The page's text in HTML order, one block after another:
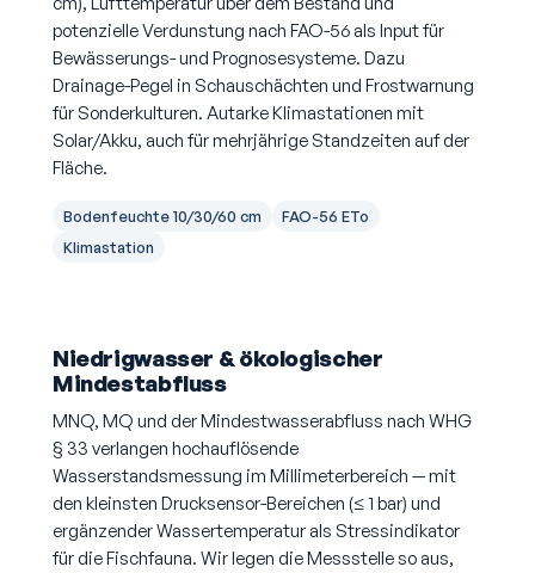
potenzielle Verdunstung nach FAO-56 als Input für
Bewässerungs- und Prognosesysteme. Dazu
Drainage-Pegel in Schauschächten und Frostwarnung
für Sonderkulturen. Autarke Klimastationen mit
Solar/Akku, auch für mehrjährige Standzeiten auf der
Fläche.
Bodenfeuchte 10/30/60 cm
FAO-56 ETo
Klimastation
Niedrigwasser & ökologischer
Mindestabfluss
MNQ, MQ und der Mindestwasserabfluss nach WHG
§ 33 verlangen hochauflösende
Wasserstandsmessung im Millimeterbereich — mit
den kleinsten Drucksensor-Bereichen (≤ 1 bar) und
ergänzender Wassertemperatur als Stressindikator
für die Fischfauna. Wir legen die Messstelle so aus,